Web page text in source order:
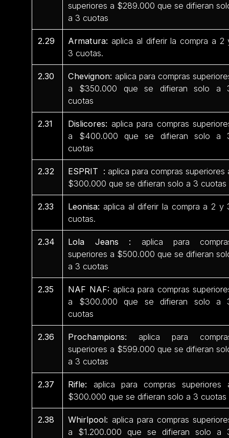
superiores a $289.000 que se difieran
a 3 cuotas
2.29 Armatura: aplica al diferir la compra a 2
3 cuotas.
2.30 Chevignon: aplica para compras
a $350.000 que se difieran solo a
cuotas
2.31 Dislicores: aplica para compras
a $400.000 que se difieran solo a
cuotas
2.32 ESPRIT : aplica para compras superiores
$300.000 que se difieran solo a 3 cuotas
2.33 Leonisa: aplica al diferir la compra a 2 y
cuotas.
2.34 Lola Jeans : aplica para
superiores a $500.000 que se difieran
a 3 cuotas
2.35 NAF NAF: aplica para compras
a $300.000 que se difieran solo a
cuotas
2.36 Prochampions: aplica para
superiores a $599.000 que se difieran
a 3 cuotas
2.37 Rifle: aplica para compras superiores
$300.000 que se difieran solo a 3 cuotas
2.38 Whirlpool: aplica para compras
a $1.200.000 que se difieran solo a